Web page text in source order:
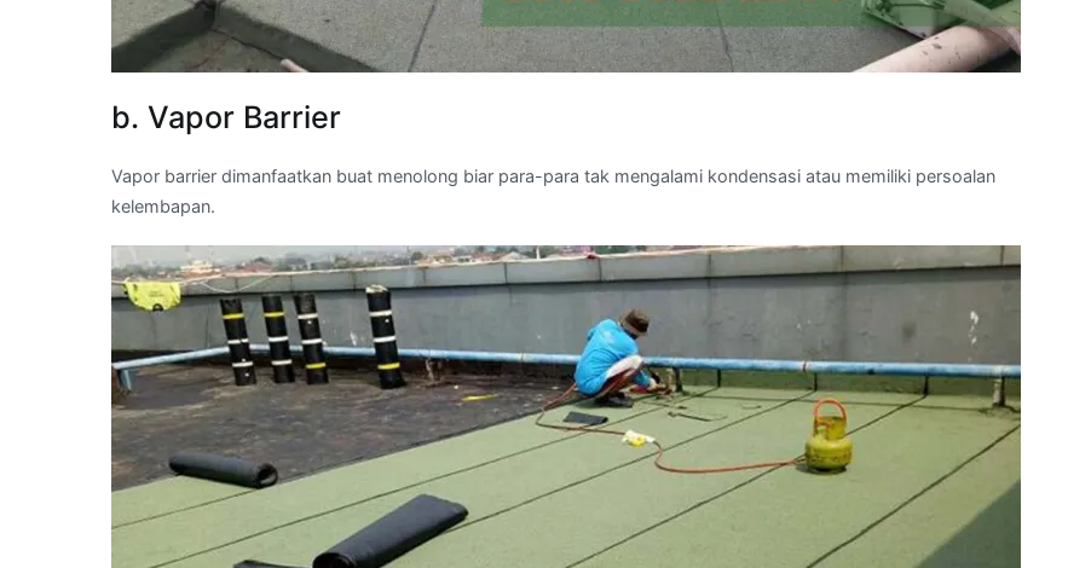
b. Vapor Barrier
Vapor barrier dimanfaatkan buat menolong biar para-para tak mengalami kondensasi atau memiliki persoalan
kelembapan.